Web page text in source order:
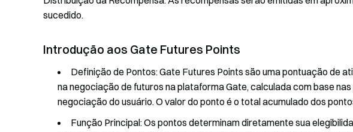
sucedido.
Introdução aos Gate Futures Points
Definição de Pontos: Gate Futures Points são uma pontuação de
na negociação de futuros na plataforma Gate, calculada com base
negociação do usuário. O valor do ponto é o total acumulado dos
Função Principal: Os pontos determinam diretamente sua